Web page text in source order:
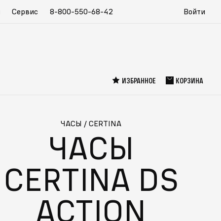
Сервис 8-800-550-68-42 Войти
ИЗБРАННОЕ КОРЗИНА
ЧАСЫ / CERTINA
ЧАСЫ
CERTINA DS
ACTION